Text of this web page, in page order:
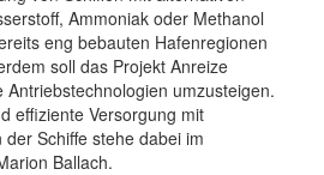
Ammoniak oder Methanol
eng bebauten Hafenregionen
soll das Projekt Anreize
umzusteigen.
effiziente Versorgung mit
Schiffe stehe dabei im
Ballach.